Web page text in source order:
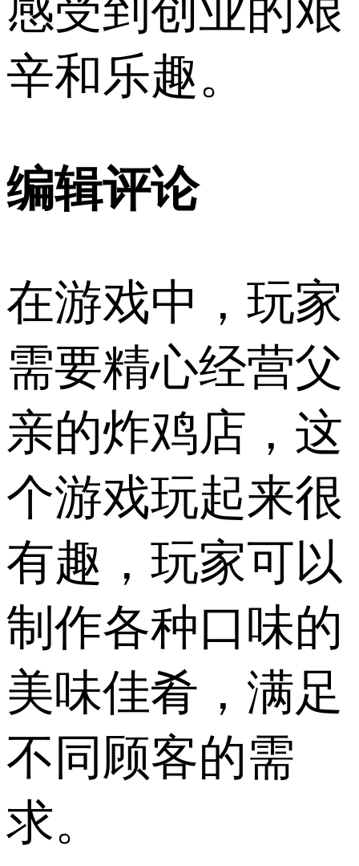
感受到创业的艰
辛和乐趣。
编辑评论
在游戏中，玩家
需要精心经营父
亲的炸鸡店，这
个游戏玩起来很
有趣，玩家可以
制作各种口味的
美味佳肴，满足
不同顾客的需
求。